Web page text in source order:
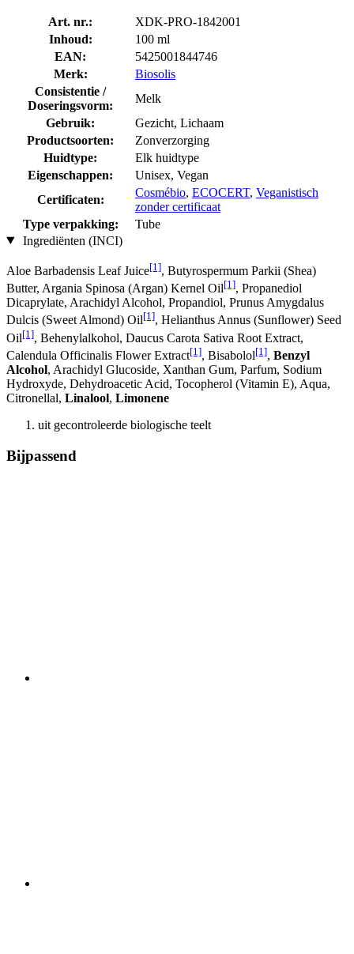
Art. nr.:
XDK-PRO-1842001
Inhoud:
100 ml
EAN:
5425001844746
Merk:
Biosolis
Consistentie /
Doseringsvorm:
Melk
Gebruik:
Gezicht, Lichaam
Productsoorten:
Zonverzorging
Huidtype:
Elk huidtype
Eigenschappen:
Unisex, Vegan
Certificaten:
Cosmébio, ECOCERT, Veganistisch
zonder certificaat
Type verpakking:
Tube
Ingrediënten (INCI)
Aloe Barbadensis Leaf Juice[1], Butyrospermum Parkii (Shea)
Butter, Argania Spinosa (Argan) Kernel Oil[1], Propanediol
Dicaprylate, Arachidyl Alcohol, Propandiol, Prunus Amygdalus
Dulcis (Sweet Almond) Oil[1], Helianthus Annus (Sunflower) Seed
Oil[1], Behenylalkohol, Daucus Carota Sativa Root Extract,
Calendula Officinalis Flower Extract[1], Bisabolol[1], Benzyl
Alcohol, Arachidyl Glucoside, Xanthan Gum, Parfum, Sodium
Hydroxyde, Dehydroacetic Acid, Tocopherol (Vitamin E), Aqua,
Citronellal, Linalool, Limonene
uit gecontroleerde biologische teelt
Bijpassend